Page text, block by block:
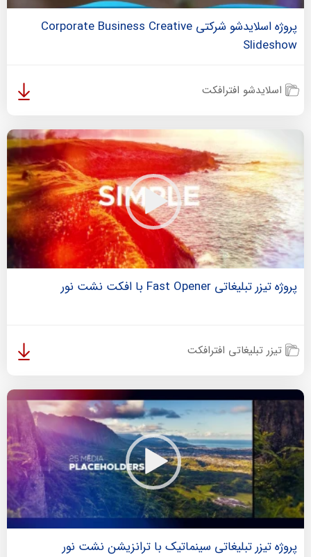
پروژه اسلایدشو شرکتی Corporate Business Creative
Slideshow
اسلایدشو افترافکت
پروژه تیزر تبلیغاتی Fast Opener با افکت نشت نور
تیزر تبلیغاتی افترافکت
پروژه تیزر تبلیغاتی سینماتیک با ترانزیشن نشت نور